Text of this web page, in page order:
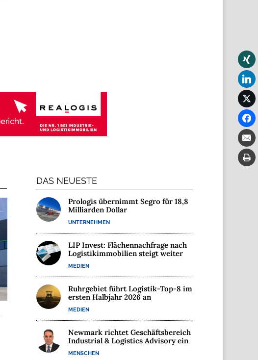
DAS NEUESTE
Prologis übernimmt Segro für 18,8
Milliarden Dollar
UNTERNEHMEN
LIP Invest: Flächennachfrage nach
Logistikimmobilien steigt weiter
MEDIEN
Ruhrgebiet führt Logistik-Top-8 im
ersten Halbjahr 2026 an
MEDIEN
Newmark richtet Geschäftsbereich
Industrial & Logistics Advisory ein
MENSCHEN